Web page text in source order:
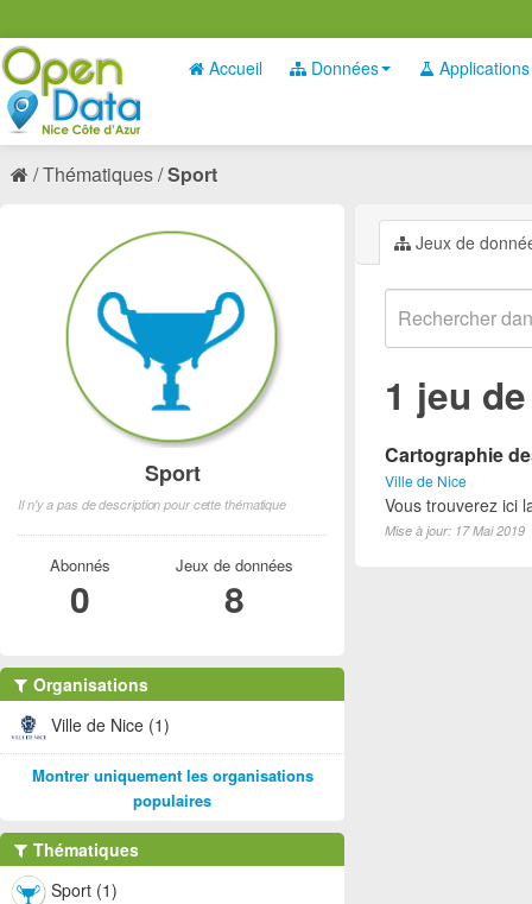
Accueil Données Applications
Thématiques Sport
Jeux de
1 jeu
Cartographie
Ville de Nice
Vous trouverez ici
Mise à jour: 17 Mai 2019
Sport
Il n'y a pas de description pour cette thématique
Abonnés
0
Jeux de données
8
Organisations
Ville de Nice (1)
Montrer uniquement les organisations
populaires
Thématiques
Sport (1)